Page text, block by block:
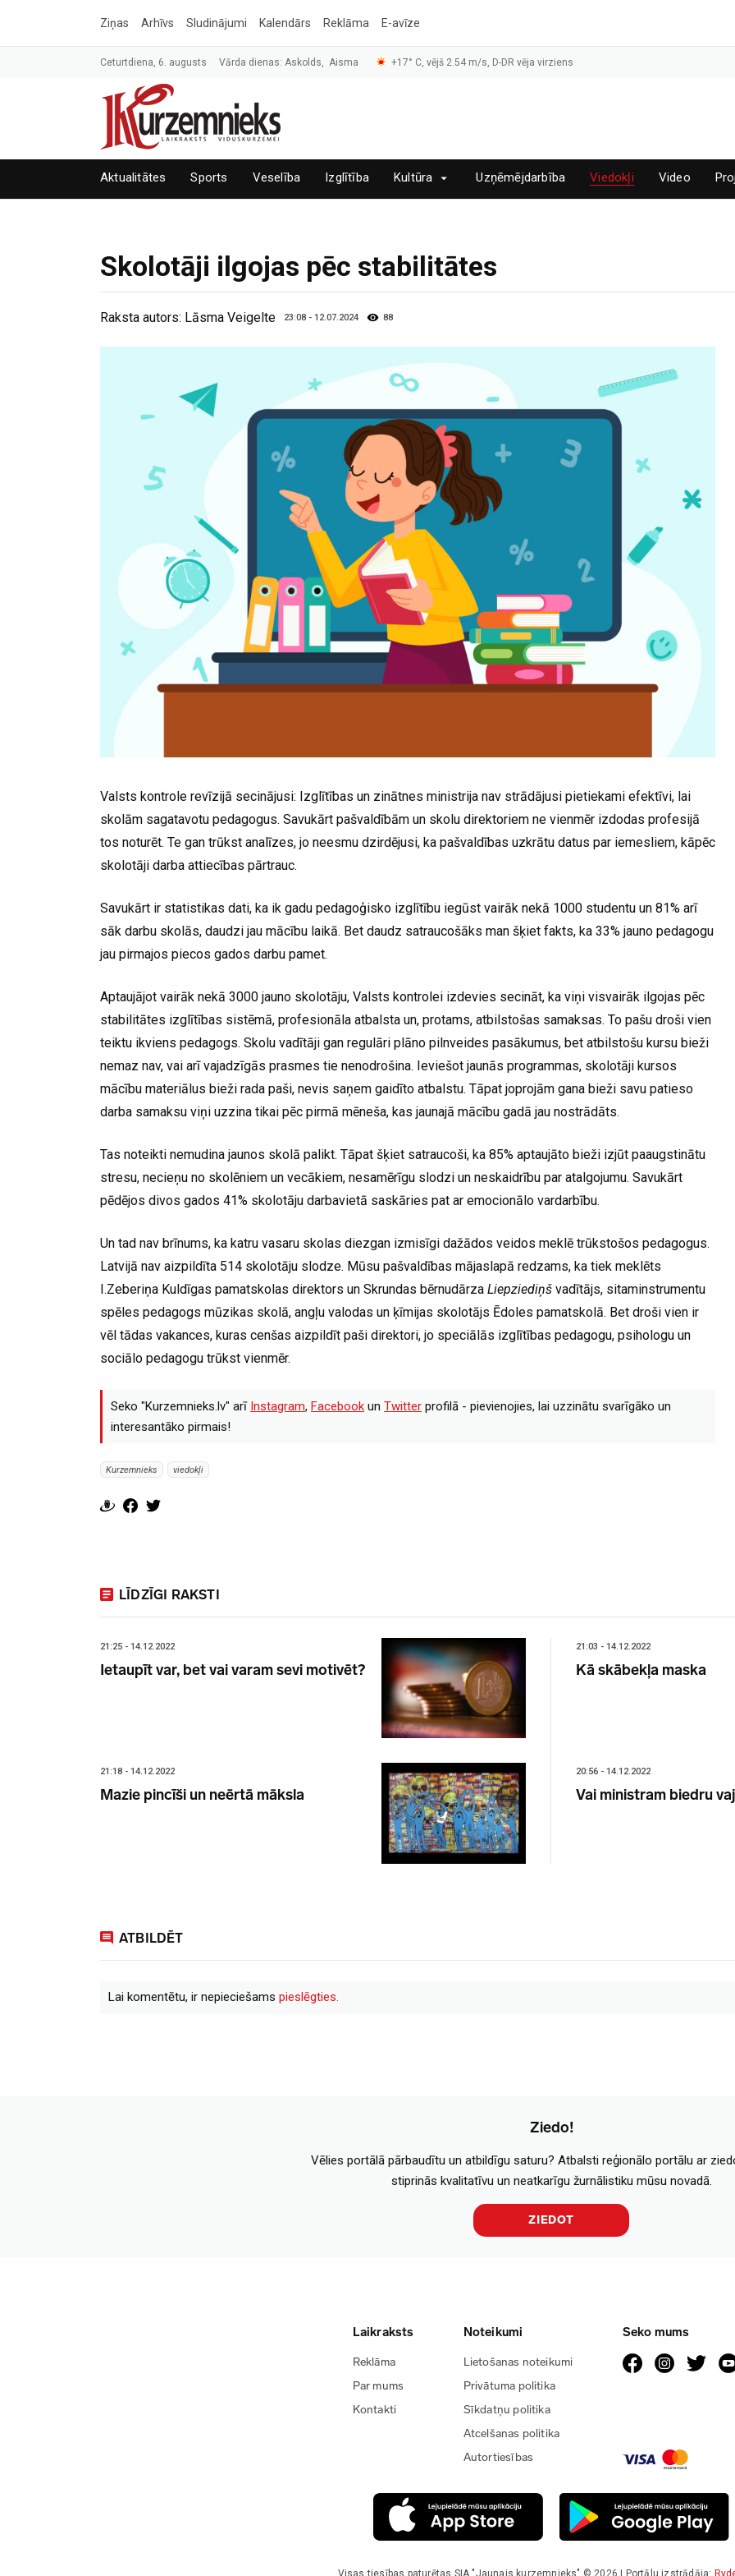
Ziņas Arhīvs Sludinājumi Kalendārs Reklāma E-avīze
Ceturtdiena, 6. augusts Vārda dienas: Askolds, Aisma +17° C, vējš 2.54 m/s, D-DR vēja virziens
Aktualitātes Sports Veselība Izglītība Kultūra Uzņēmējdarbība Viedokļi Video
Skolotāji ilgojas pēc stabilitātes
Raksta autors: Lāsma Veigelte 23:08 - 12.07.2024 88
Valsts kontrole revīzijā secinājusi: Izglītības un zinātnes ministrija nav strādājusi pietiekami efektīvi, lai
skolām sagatavotu pedagogus. Savukārt pašvaldībām un skolu direktoriem ne vienmēr izdodas profesijā
tos noturēt. Te gan trūkst analīzes, jo neesmu dzirdējusi, ka pašvaldības uzkrātu datus par iemesliem, kāpēc
skolotāji darba attiecības pārtrauc.
Savukārt ir statistikas dati, ka ik gadu pedagoģisko izglītību iegūst vairāk nekā 1000 studentu un 81% arī
sāk darbu skolās, daudzi jau mācību laikā. Bet daudz satraucošāks man šķiet fakts, ka 33% jauno pedagogu
jau pirmajos piecos gados darbu pamet.
Aptaujājot vairāk nekā 3000 jauno skolotāju, Valsts kontrolei izdevies secināt, ka viņi visvairāk ilgojas pēc
stabilitātes izglītības sistēmā, profesionāla atbalsta un, protams, atbilstošas samaksas. To pašu droši vien
teiktu ikviens pedagogs. Skolu vadītāji gan regulāri plāno pilnveides pasākumus, bet atbilstošu kursu bieži
nemaz nav, vai arī vajadzīgās prasmes tie nenodrošina. Ieviešot jaunās programmas, skolotāji kursos
mācību materiālus bieži rada paši, nevis saņem gaidīto atbalstu. Tāpat joprojām gana bieži savu patieso
darba samaksu viņi uzzina tikai pēc pirmā mēneša, kas jaunajā mācību gadā jau nostrādāts.
Tas noteikti nemudina jaunos skolā palikt. Tāpat šķiet satraucoši, ka 85% aptaujāto bieži izjūt paaugstinātu
stresu, necieņu no skolēniem un vecākiem, nesamērīgu slodzi un neskaidrību par atalgojumu. Savukārt
pēdējos divos gados 41% skolotāju darbavietā saskāries pat ar emocionālo vardarbību.
Un tad nav brīnums, ka katru vasaru skolas diezgan izmisīgi dažādos veidos meklē trūkstošos pedagogus.
Latvijā nav aizpildīta 514 skolotāju slodze. Mūsu pašvaldības mājaslapā redzams, ka tiek meklēts
I.Zeberiņa Kuldīgas pamatskolas direktors un Skrundas bērnudārza Liepziediņš vadītājs, sitaminstrumentu
spēles pedagogs mūzikas skolā, angļu valodas un ķīmijas skolotājs Ēdoles pamatskolā. Bet droši vien ir
vēl tādas vakances, kuras cenšas aizpildīt paši direktori, jo speciālās izglītības pedagogu, psihologu un
sociālo pedagogu trūkst vienmēr.
Seko "Kurzemnieks.lv" arī Instagram, Facebook un Twitter profilā - pievienojies, lai uzzinātu svarīgāko un
interesantāko pirmais!
Kurzemnieks viedokļi
LĪDZĪGI RAKSTI
21:25 - 14.12.2022
Ietaupīt var, bet vai varam sevi motivēt?
21:03 - 14.12.2022
Kā skābekļa maska
21:18 - 14.12.2022
Mazie pincīši un neērtā māksla
20:56 - 14.12.2022
Vai ministram biedru
ATBILDĒT
Lai komentētu, ir nepieciešams pieslēgties.
Ziedo!
Vēlies portālā pārbaudītu un atbildīgu saturu? Atbalsti reģionālo portālu ar
stiprinās kvalitatīvu un neatkarīgu žurnālistiku mūsu novadā.
ZIEDOT
Laikraksts
Reklāma
Par mums
Kontakti
Noteikumi
Lietošanas noteikumi
Privātuma politika
Sīkdatņu politika
Atcelšanas politika
Autortiesības
Seko mums
Visas tiesības paturētas SIA "Jaunais kurzemnieks" © 2026 | Portālu izstrādāja: